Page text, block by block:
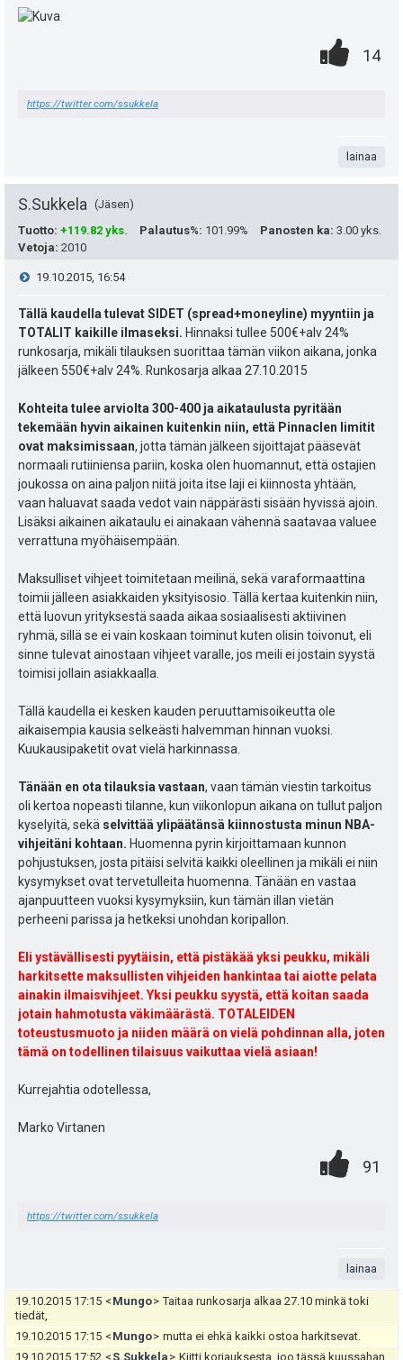
P
t
e
i
y
h
e
n
s
14
https://twitter.com/ssukkela
lainaa
S.Sukkela
Jäsen
Tuotto: +119.82 yks. Palautus%: 101.99% Panosten ka: 3.00 yks.
Vetoja: 2010
V
i
e
t
i
19.10.2015, 16:54
Tällä kaudella tulevat SIDET (spread+moneyline) myyntiin ja
TOTALIT kaikille ilmaseksi. Hinnaksi tullee 500€+alv 24%
runkosarja, mikäli tilauksen suorittaa tämän viikon aikana, jonka
jälkeen 550€+alv 24%. Runkosarja alkaa 27.10.2015
Kohteita tulee arviolta 300-400 ja aikataulusta pyritään
tekemään hyvin aikainen kuitenkin niin, että Pinnaclen limitit
ovat maksimissaan, jotta tämän jälkeen sijoittajat pääsevät
normaali rutiiniensa pariin, koska olen huomannut, että ostajien
joukossa on aina paljon niitä joita itse laji ei kiinnosta yhtään,
vaan haluavat saada vedot vain näppärästi sisään hyvissä ajoin.
Lisäksi aikainen aikataulu ei ainakaan vähennä saatavaa valuee
verrattuna myöhäisempään.
Maksulliset vihjeet toimitetaan meilinä, sekä varaformaattina
toimii jälleen asiakkaiden yksityisosio. Tällä kertaa kuitenkin niin,
että luovun yrityksestä saada aikaa sosiaalisesti aktiivinen
ryhmä, sillä se ei vain koskaan toiminut kuten olisin toivonut, eli
sinne tulevat ainostaan vihjeet varalle, jos meili ei jostain syystä
toimisi jollain asiakkaalla.
Tällä kaudella ei kesken kauden peruuttamisoikeutta ole
aikaisempia kausia selkeästi halvemman hinnan vuoksi.
Kuukausipaketit ovat vielä harkinnassa.
Tänään en ota tilauksia vastaan, vaan tämän viestin tarkoitus
oli kertoa nopeasti tilanne, kun viikonlopun aikana on tullut paljon
kyselyitä, sekä selvittää ylipäätänsä kiinnostusta minun NBA-
vihjeitäni kohtaan. Huomenna pyrin kirjoittamaan kunnon
pohjustuksen, josta pitäisi selvitä kaikki oleellinen ja mikäli ei niin
kysymykset ovat tervetulleita huomenna. Tänään en vastaa
ajanpuutteen vuoksi kysymyksiin, kun tämän illan vietän
perheeni parissa ja hetkeksi unohdan koripallon.
Eli ystävällisesti pyytäisin, että pistäkää yksi peukku, mikäli
harkitsette maksullisten vihjeiden hankintaa tai aiotte pelata
ainakin ilmaisvihjeet. Yksi peukku syystä, että koitan saada
jotain hahmotusta väkimäärästä. TOTALEIDEN
toteustusmuoto ja niiden määrä on vielä pohdinnan alla, joten
tämä on todellinen tilaisuus vaikuttaa vielä asiaan!
Kurrejahtia odotellessa,
Marko Virtanen
P
t
e
i
91
a
https://twitter.com/ssukkela
lainaa
19.10.2015 17:15 < Mungo> Taitaa runkosarja alkaa 27.10 minkä toki
tiedät,
19.10.2015 17:15 < Mungo> mutta ei ehkä kaikki ostoa harkitsevat.
19.10.2015 17:52 < S.Sukkela > Kiitti korjauksesta, joo tässä kuussahan